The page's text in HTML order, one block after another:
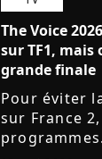
The Voice
sur TF1,
grande finale
Pour éviter
sur France